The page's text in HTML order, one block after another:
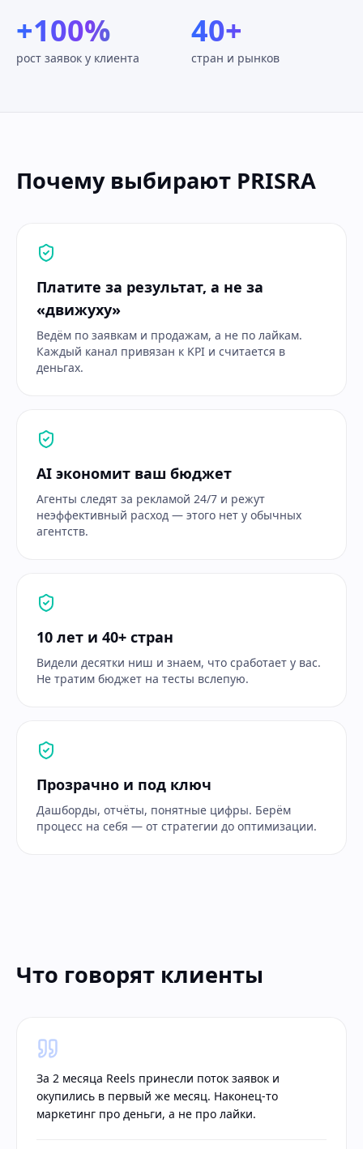
+100%
рост заявок у клиента
40+
стран и рынков
Почему выбирают PRISRA
Платите за результат, а не за
«движуху»
Ведём по заявкам и продажам, а не по лайкам.
Каждый канал привязан к KPI и считается в
деньгах.
AI экономит ваш бюджет
Агенты следят за рекламой 24/7 и режут
неэффективный расход — этого нет у обычных
агентств.
10 лет и 40+ стран
Видели десятки ниш и знаем, что сработает у вас.
Не тратим бюджет на тесты вслепую.
Прозрачно и под ключ
Дашборды, отчёты, понятные цифры. Берём
процесс на себя — от стратегии до оптимизации.
Что говорят клиенты
За 2 месяца Reels принесли поток заявок и
окупились в первый же месяц. Наконец-то
маркетинг про деньги, а не про лайки.